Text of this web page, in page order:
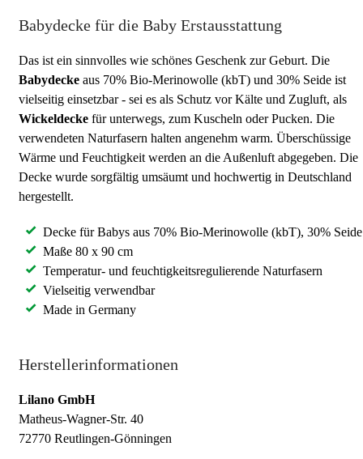
Babydecke für die Baby Erstausstattung
Das ist ein sinnvolles wie schönes Geschenk zur Geburt. Die
Babydecke aus 70% Bio-Merinowolle (kbT) und 30% Seide ist
vielseitig einsetzbar - sei es als Schutz vor Kälte und Zugluft, als
Wickeldecke für unterwegs, zum Kuscheln oder Pucken. Die
verwendeten Naturfasern halten angenehm warm. Überschüssige
Wärme und Feuchtigkeit werden an die Außenluft abgegeben. Die
Decke wurde sorgfältig umsäumt und hochwertig in Deutschland
hergestellt.
Decke für Babys aus 70% Bio-Merinowolle (kbT), 30% Seide
Maße 80 x 90 cm
Temperatur- und feuchtigkeitsregulierende Naturfasern
Vielseitig verwendbar
Made in Germany
Herstellerinformationen
Lilano GmbH
Matheus-Wagner-Str. 40
72770 Reutlingen-Gönningen